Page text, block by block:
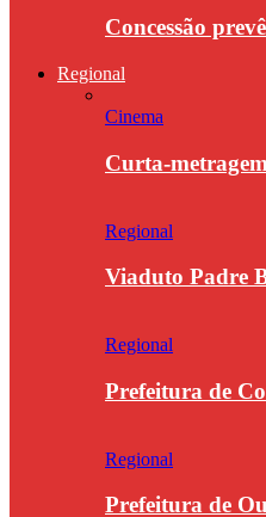
Concessão
Regional
Cinema
Curta-
Regional
Viaduto Padre
Regional
Prefeitura de
Regional
Prefeitura de